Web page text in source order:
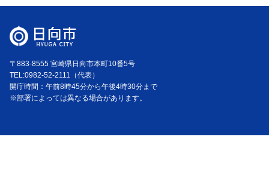
〒883-8555 宮崎県日向市本町10番5号
TEL:0982-52-2111（代表）
開庁時間：午前8時45分から午後4時30分まで
※部署によっては異なる場合があります。